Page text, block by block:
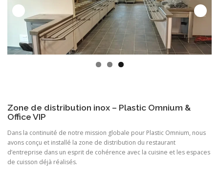
Zone de distribution inox – Plastic Omnium &
Office VIP
Dans la continuité de notre mission globale pour Plastic Omnium, nous
avons conçu et installé la zone de distribution du restaurant
d’entreprise dans un esprit de cohérence avec la cuisine et les espaces
de cuisson déjà réalisés.